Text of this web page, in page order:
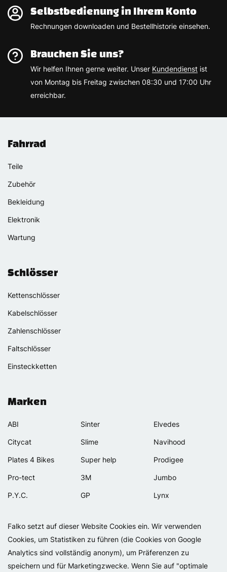
Falko setzt auf dieser Website Cookies ein. Wir verwenden
Cookies, um Statistiken zu führen (die Cookies von Google
Analytics sind vollständig anonym), um Präferenzen zu
speichern und für Marketingzwecke. Wenn Sie auf "optimale
Selbstbedienung in Ihrem Konto
Rechnungen downloaden und Bestellhistorie einsehen.
Brauchen Sie uns?
Wir helfen Ihnen gerne weiter. Unser Kundendienst ist
von Montag bis Freitag zwischen 08:30 und 17:00 Uhr
erreichbar.
Fahrrad
Teile
Zubehör
Bekleidung
Elektronik
Wartung
Schlösser
Kettenschlösser
Kabelschlösser
Zahlenschlösser
Faltschlösser
Einsteckketten
Marken
ABI
Citycat
Plates 4 Bikes
Pro-tect
P.Y.C.
Selle Orient
Simpla
Sinter
Slime
Super help
3M
GP
Bellelli
Lamicall
Elvedes
Navihood
Prodigee
Jumbo
Lynx
Motip